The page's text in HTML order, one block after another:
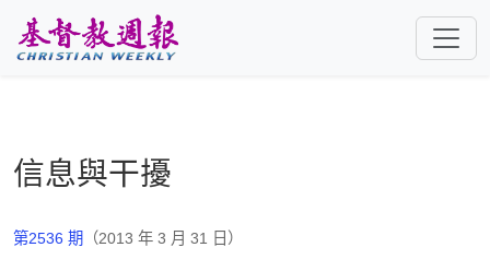
信息與干擾
第2536 期 （2013 年 3 月 31 日）